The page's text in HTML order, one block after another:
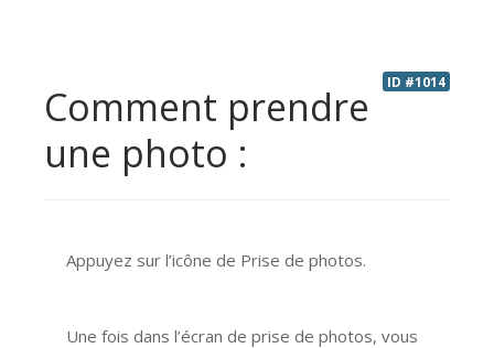
ID #1014
Comment prendre
une photo :
Appuyez sur l’icône de Prise de photos.
Une fois dans l’écran de prise de photos, vous